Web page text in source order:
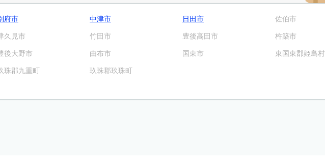
府市 中津市 日田市 佐伯市
久見市 竹田市 豊後高田市 杵築市
後大野市 由布市 国東市 東国東郡姫島村
珠郡九重町 玖珠郡玖珠町